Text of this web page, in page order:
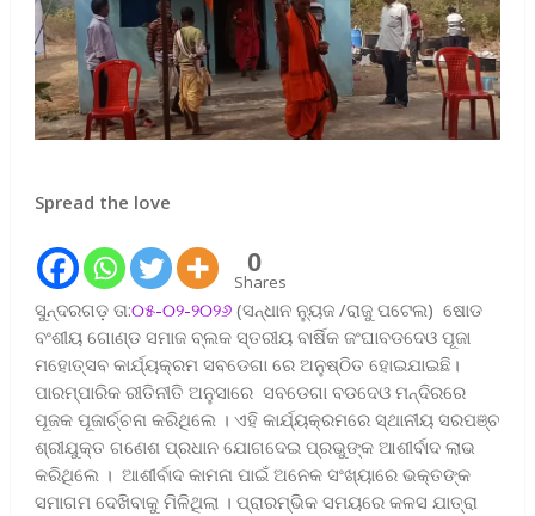
Spread the love
0
Shares
ସୁନ୍ଦରଗଡ଼ ତା:୦୫-୦୨-୨୦୨୬(ସନ୍ଧାନ ନ୍ୟୁଜ /ରାଜୁ ପଟେଲ) ଷୋଡ
ବଂଶୀୟ ଗୋଣ୍ଡ ସମାଜ ବ୍ଲକ ସ୍ତରୀୟ ବାର୍ଷିକ ଜଂଘାବଡଦେଓ ପୂଜା
ମହୋତ୍ସବ କାର୍ଯ୍ୟକ୍ରମ ସବଡେଗା ରେ ଅନୁଷ୍ଠିତ ହୋଇଯାଇଛି।
ପାରମ୍ପାରିକ ରୀତିନୀତି ଅନୁସାରେ ସବଡେଗା ବଡଦେଓ ମନ୍ଦିରରେ
ପୂଜକ ପୂଜାର୍ଚ୍ଚନା କରିଥିଲେ । ଏହି କାର୍ଯ୍ୟକ୍ରମରେ ସ୍ଥାନୀୟ ସରପଞ୍ଚ
ଶ୍ରୀଯୁକ୍ତ ଗଣେଶ ପ୍ରଧାନ ଯୋଗଦେଇ ପ୍ରଭୁଙ୍କ ଆଶୀର୍ବାଦ ଲାଭ
କରିଥିଲେ । ଆଶୀର୍ବାଦ କାମନା ପାଇଁ ଅନେକ ସଂଖ୍ୟାରେ ଭକ୍ତଙ୍କ
ସମାଗମ ଦେଖିବାକୁ ମିଳିଥିଲା । ପ୍ରାରମ୍ଭିକ ସମୟରେ କଳସ ଯାତ୍ରା